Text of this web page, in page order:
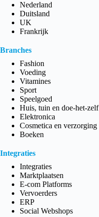
Nederland
Duitsland
UK
Frankrijk
Branches
Fashion
Voeding
Vitamines
Sport
Speelgoed
Huis, tuin en doe-het-zelf
Elektronica
Cosmetica en verzorging
Boeken
Integraties
Integraties
Marktplaatsen
E-com Platforms
Vervoerders
ERP
Social Webshops